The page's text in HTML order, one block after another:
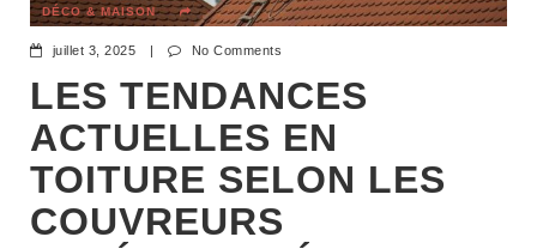
DÉCO & MAISON
juillet 3, 2025 No Comments
LES TENDANCES
ACTUELLES EN
TOITURE SELON LES
COUVREURS